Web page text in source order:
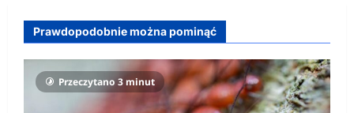
Prawdopodobnie można pominąć
Przeczytano 3 minut